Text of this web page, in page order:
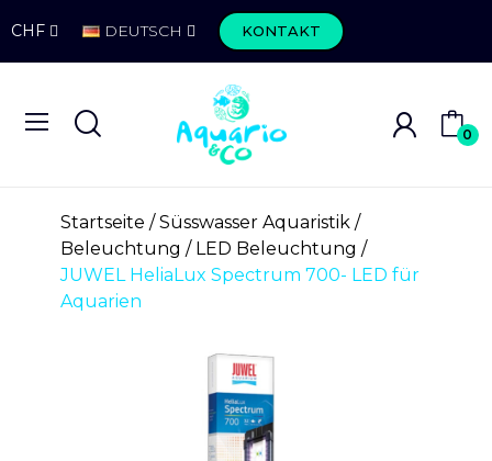
CHF DEUTSCH KONTAKT
0
Startseite
Süsswasser Aquaristik
Beleuchtung
LED Beleuchtung
JUWEL HeliaLux Spectrum 700- LED für
Aquarien